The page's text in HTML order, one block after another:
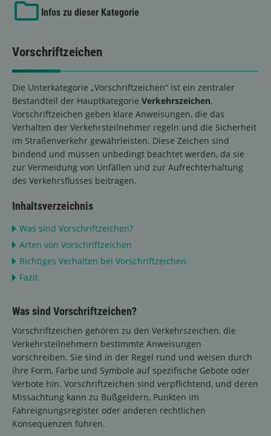
Infos zu dieser Kategorie
Vorschriftzeichen
Die Unterkategorie „Vorschriftzeichen“ ist ein zentraler
Bestandteil der Hauptkategorie Verkehrszeichen.
Vorschriftzeichen geben klare Anweisungen, die das
Verhalten der Verkehrsteilnehmer regeln und die Sicherheit
im Straßenverkehr gewährleisten. Diese Zeichen sind
bindend und müssen unbedingt beachtet werden, da sie
zur Vermeidung von Unfällen und zur Aufrechterhaltung
des Verkehrsflusses beitragen.
Inhaltsverzeichnis
Was sind Vorschriftzeichen?
Arten von Vorschriftzeichen
Richtiges Verhalten bei Vorschriftzeichen
Fazit
Was sind Vorschriftzeichen?
Vorschriftzeichen gehören zu den Verkehrszeichen, die
Verkehrsteilnehmern bestimmte Anweisungen
vorschreiben. Sie sind in der Regel rund und weisen durch
ihre Form, Farbe und Symbole auf spezifische Gebote oder
Verbote hin. Vorschriftzeichen sind verpflichtend, und deren
Missachtung kann zu Bußgeldern, Punkten im
Fahreignungsregister oder anderen rechtlichen
Konsequenzen führen.